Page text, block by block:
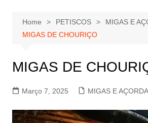
Home PETISCOS
MIGAS E
MIGAS DE CHOURIÇO
MIGAS DE
Março 7, 2025 MIGAS E